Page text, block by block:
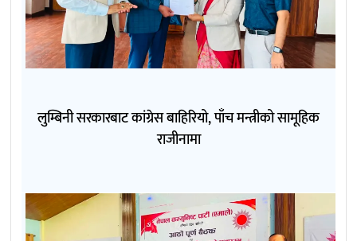
लुम्बिनी सरकारबाट कांग्रेस बाहिरियो, पाँच मन्त्रीको सामूहिक
राजीनामा